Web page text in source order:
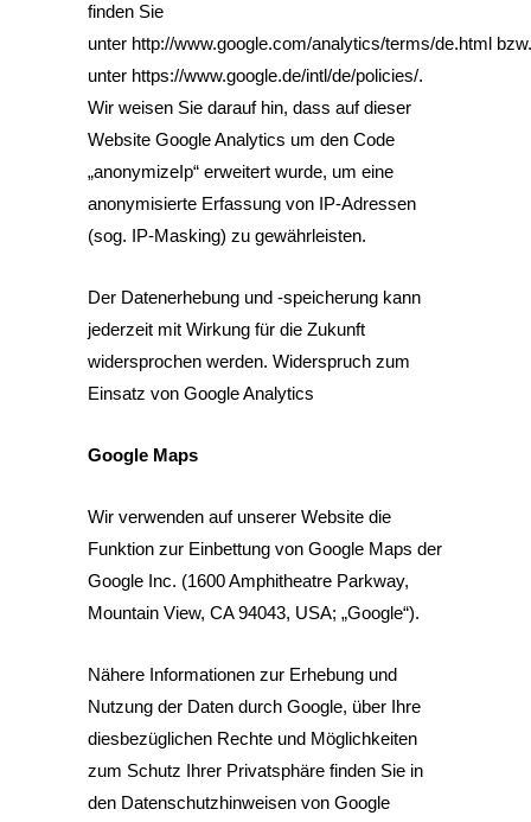
finden Sie
unter http://www.google.com/analytics/terms/de.html bzw.
unter https://www.google.de/intl/de/policies/.
Wir weisen Sie darauf hin, dass auf dieser
Website Google Analytics um den Code
„anonymizeIp“ erweitert wurde, um eine
anonymisierte Erfassung von IP-Adressen
(sog. IP-Masking) zu gewährleisten.
Der Datenerhebung und -speicherung kann
jederzeit mit Wirkung für die Zukunft
widersprochen werden. Widerspruch zum
Einsatz von Google Analytics
Google Maps
Wir verwenden auf unserer Website die
Funktion zur Einbettung von Google Maps der
Google Inc. (1600 Amphitheatre Parkway,
Mountain View, CA 94043, USA; „Google“).
Nähere Informationen zur Erhebung und
Nutzung der Daten durch Google, über Ihre
diesbezüglichen Rechte und Möglichkeiten
zum Schutz Ihrer Privatsphäre finden Sie in
den Datenschutzhinweisen von Google